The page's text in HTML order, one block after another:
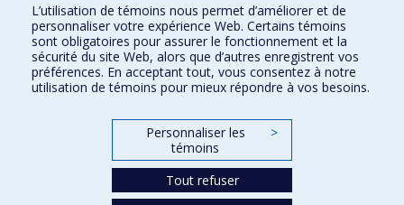
Direction du budget, de l'analyse et de la planification
L’utilisation de témoins nous permet d’améliorer et de
personnaliser votre expérience Web. Certains témoins
sont obligatoires pour assurer le fonctionnement et la
sécurité du site Web, alors que d’autres enregistrent vos
préférences. En acceptant tout, vous consentez à notre
utilisation de témoins pour mieux répondre à vos besoins.
Personnaliser les
témoins
>
Tout refuser